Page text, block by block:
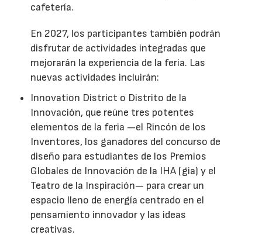
cafetería.
En 2027, los participantes también podrán
disfrutar de actividades integradas que
mejorarán la experiencia de la feria. Las
nuevas actividades incluirán:
Innovation District o Distrito de la
Innovación, que reúne tres potentes
elementos de la feria —el Rincón de los
Inventores, los ganadores del concurso de
diseño para estudiantes de los Premios
Globales de Innovación de la IHA (gia) y el
Teatro de la Inspiración— para crear un
espacio lleno de energía centrado en el
pensamiento innovador y las ideas
creativas.